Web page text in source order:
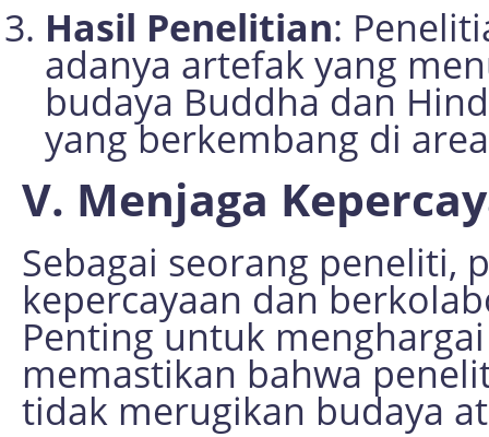
Hasil Penelitian:
adanya artefak yang
budaya Buddha dan
yang berkembang di
V. Menjaga
Sebagai seorang peneliti,
kepercayaan dan
Penting untuk
memastikan bahwa
tidak merugikan budaya